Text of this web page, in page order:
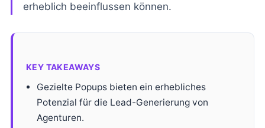
erheblich beeinflussen können.
KEY TAKEAWAYS
Gezielte Popups bieten ein erhebliches
Potenzial für die Lead-Generierung von
Agenturen.